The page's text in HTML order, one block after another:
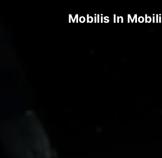
Mobilis In Mobili